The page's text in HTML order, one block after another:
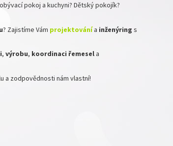
pokoj a kuchyni? Dětský pokojík?
? Zajistíme Vám projektovánía inženýring s
, výrobu, koordinaci řemesel a
a zodpovědnosti nám vlastní!